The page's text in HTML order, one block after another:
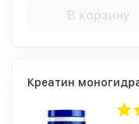
В корзину
Креатин